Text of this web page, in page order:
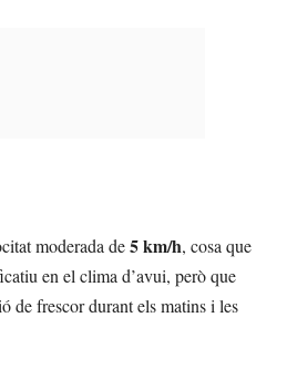
moderada de5 km/h, cosa que
en el clima d’avui, però que
de frescor durant els matins i les